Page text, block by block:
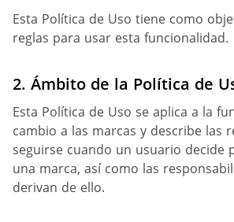
Esta Política de Uso tiene como
reglas para usar esta funcionalidad.
2. Ámbito de la Política de
Esta Política de Uso se aplica a la
cambio a las marcas y describe las
seguirse cuando un usuario decide
una marca, así como las
derivan de ello.